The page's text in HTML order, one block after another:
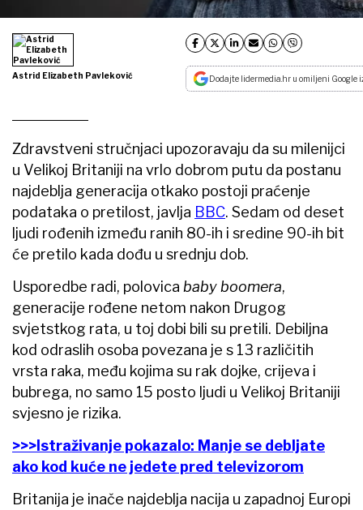
Astrid Elizabeth Pavleković Dodajte lidermedia.hr u omiljeni Google
Zdravstveni stručnjaci upozoravaju da su milenijci
u Velikoj Britaniji na vrlo dobrom putu da postanu
najdeblja generacija otkako postoji praćenje
podataka o pretilost, javlja BBC. Sedam od deset
ljudi rođenih između ranih 80-ih i sredine 90-ih bit
će pretilo kada dođu u srednju dob.
Usporedbe radi, polovica baby boomera,
generacije rođene netom nakon Drugog
svjetstkog rata, u toj dobi bili su pretili. Debiljna
kod odraslih osoba povezana je s 13 različitih
vrsta raka, među kojima su rak dojke, crijeva i
bubrega, no samo 15 posto ljudi u Velikoj Britaniji
svjesno je rizika.
>>>Istraživanje pokazalo: Manje se debljate
ako kod kuće ne jedete pred televizorom
Britanija je inače najdeblja nacija u zapadnoj Europi